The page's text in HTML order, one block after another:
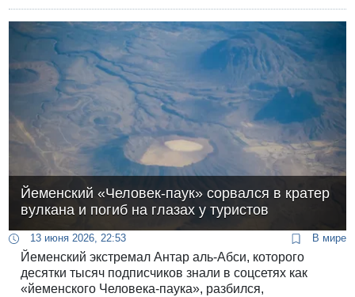
задержали без всякого повода.
Йеменский «Человек-паук» сорвался в кратер
вулкана и погиб на глазах у туристов
13 июня 2026, 22:53 В мире
Йеменский экстремал Антар аль-Абси, которого
десятки тысяч подписчиков знали в соцсетях как
«йеменского Человека-паука», разбился,